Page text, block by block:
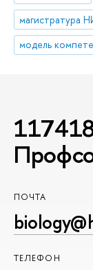
магистратура
модель
ПОЧТА
ТЕЛЕФОН